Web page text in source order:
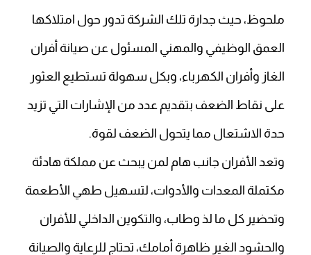
ملحوظ، حيث جدارة تلك الشركة تدور حول امتلاكها
العمق الوظيفي والمهني المسئول عن صيانة أفران
الغاز وأفران الكهرباء، وبكل سهولة تستطيع العثور
على نقاط الضعف بتقديم عدد من الإشارات التي تزيد
حدة الاشتعال مما يتحول الضعف لقوة.
وتعد الأفران جانب هام لمن يبحث عن مملكة هادئة
مكتملة المعدات والأدوات، لتسهيل طهي الأطعمة
وتحضير كل ما لذ وطاب، والتكوين الداخلي للأفران
والحشود الغير ظاهرة أمامك، تحتاج للرعاية والصيانة